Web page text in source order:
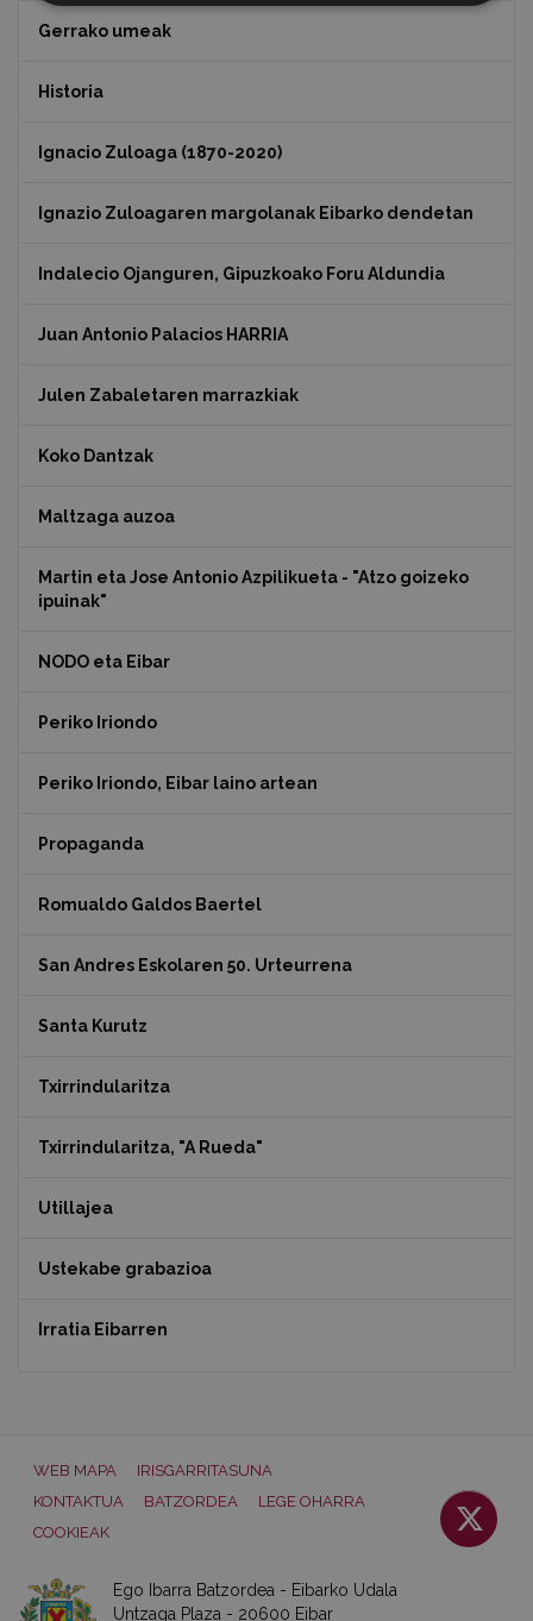
Gerrako umeak
Historia
Ignacio Zuloaga (1870-2020)
Ignazio Zuloagaren margolanak Eibarko dendetan
Indalecio Ojanguren, Gipuzkoako Foru Aldundia
Juan Antonio Palacios HARRIA
Julen Zabaletaren marrazkiak
Koko Dantzak
Maltzaga auzoa
Martin eta Jose Antonio Azpilikueta - "Atzo goizeko
ipuinak"
NODO eta Eibar
Periko Iriondo
Periko Iriondo, Eibar laino artean
Propaganda
Romualdo Galdos Baertel
San Andres Eskolaren 50. Urteurrena
Santa Kurutz
Txirrindularitza
Txirrindularitza, "A Rueda"
Utillajea
Ustekabe grabazioa
Irratia Eibarren
WEB MAPA
IRISGARRITASUNA
KONTAKTUA
BATZORDEA
LEGE OHARRA
COOKIEAK
Ego Ibarra Batzordea - Eibarko Udala
Untzaga Plaza - 20600 Eibar